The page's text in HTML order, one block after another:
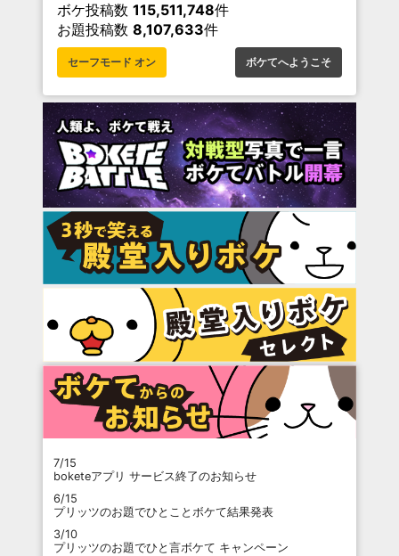
ボケ投稿数 115,511,748件
お題投稿数 8,107,633件
セーフモード オン ボケてへようこそ
7/15
boketeアプリ サービス終了のお知らせ
6/15
プリッツのお題でひとことボケて結果発表
3/10
プリッツのお題でひと言ボケて キャンペーン